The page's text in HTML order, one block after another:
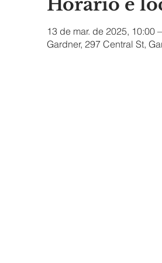
Horário e
13 de mar. de 2025, 10:00
Gardner, 297 Central St,